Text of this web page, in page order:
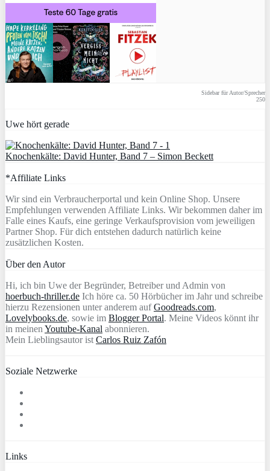
Sidebar für Autor/Sprecher
250
Uwe hört gerade
Knochenkälte: David Hunter, Band 7 – Simon Beckett
*Affiliate Links
Wir sind ein Verbraucherportal und kein Online Shop. Unsere
Empfehlungen verwenden Affiliate Links. Wir bekommen daher im
Falle eines Kaufs, eine geringe Verkaufsprovision vom jeweiligen
Partner Shop. Für dich entstehen dadurch natürlich keine
zusätzlichen Kosten.
Über den Autor
Hi, ich bin Uwe der Begründer, Betreiber und Admin von
hoerbuch-thriller.de Ich höre ca. 50 Hörbücher im Jahr und schreibe
hierzu Rezensionen unter anderem aufGoodreads.com,
Lovelybooks.de, sowie im Blogger Portal. Meine Videos könnt ihr
in meinen Youtube-Kanal abonnieren.
Mein Lieblingsautor ist Carlos Ruiz Zafón
Soziale Netzwerke
Links